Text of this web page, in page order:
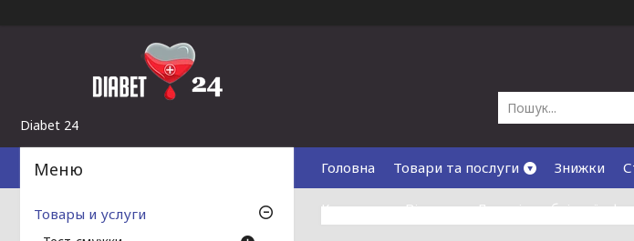
Diabet 24
Головна Товари та послуги Знижки
Контакти Відгуки Договір публічної
Товары и услуги